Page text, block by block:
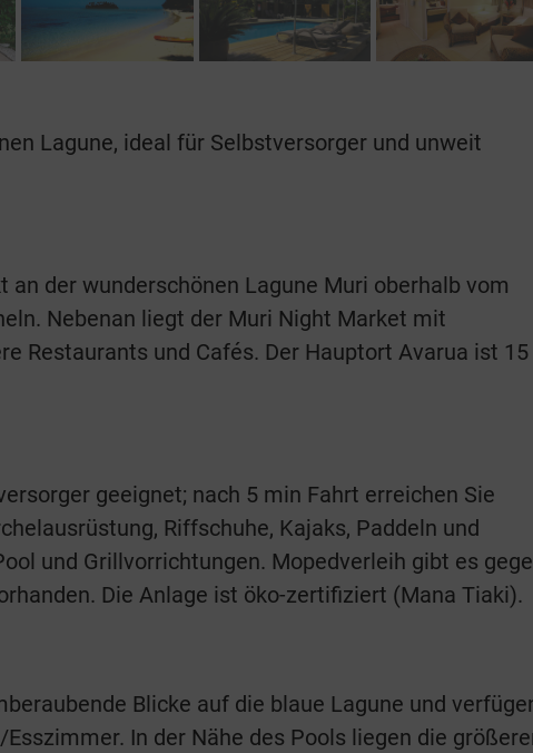
Lagune, ideal für Selbstversorger und unweit
an der wunderschönen Lagune Muri oberhalb vom
Nebenan liegt der Muri Night Market mit
Restaurants und Cafés. Der Hauptort Avarua ist 15
geeignet; nach 5 min Fahrt erreichen Sie
Riffschuhe, Kajaks, Paddeln und
und Grillvorrichtungen. Mopedverleih gibt es
Die Anlage ist öko-zertifiziert (Mana Tiaki).
Blicke auf die blaue Lagune und
In der Nähe des Pools liegen die